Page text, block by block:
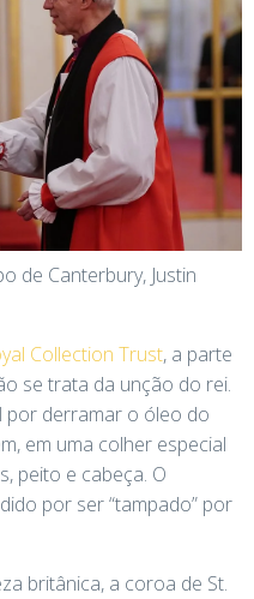
de Canterbury, Justin
Collection Trust, a parte
se trata da unção do rei.
por derramar o óleo do
em uma colher especial
peito e cabeça. O
por ser “tampado” por
britânica, a coroa de St.